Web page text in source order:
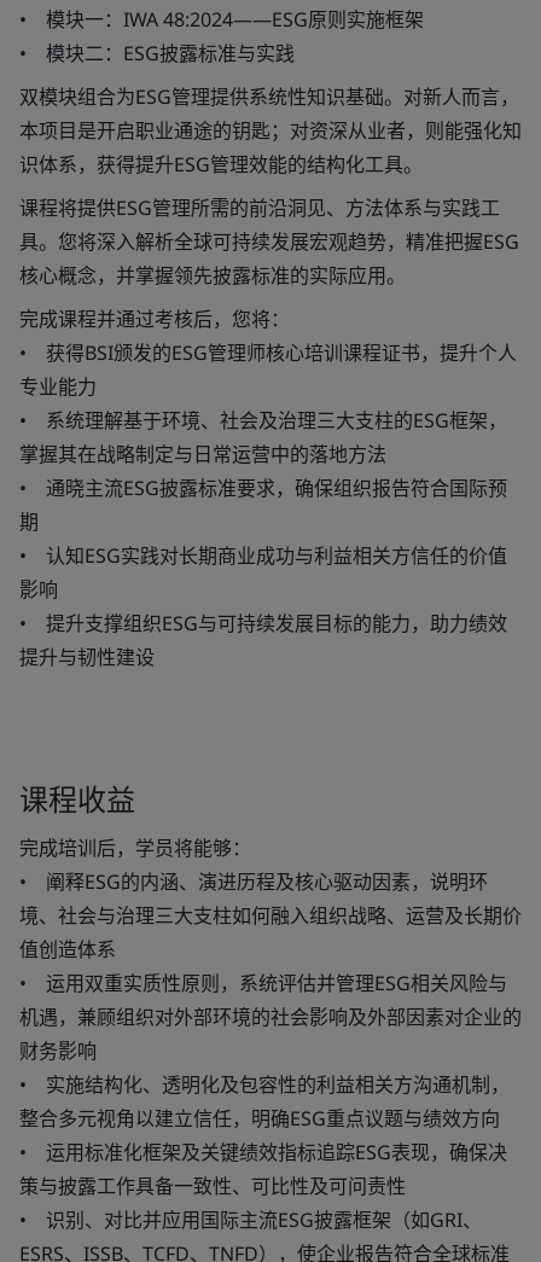
• 模块一：IWA 48:2024——ESG原则实施框架
• 模块二：ESG披露标准与实践
双模块组合为ESG管理提供系统性知识基础。对新人而言，
本项目是开启职业通途的钥匙；对资深从业者，则能强化知
识体系，获得提升ESG管理效能的结构化工具。
课程将提供ESG管理所需的前沿洞见、方法体系与实践工
具。您将深入解析全球可持续发展宏观趋势，精准把握ESG
核心概念，并掌握领先披露标准的实际应用。
完成课程并通过考核后，您将：
• 获得BSI颁发的ESG管理师核心培训课程证书，提升个人
专业能力
• 系统理解基于环境、社会及治理三大支柱的ESG框架，
掌握其在战略制定与日常运营中的落地方法
• 通晓主流ESG披露标准要求，确保组织报告符合国际预
期
• 认知ESG实践对长期商业成功与利益相关方信任的价值
影响
• 提升支撑组织ESG与可持续发展目标的能力，助力绩效
提升与韧性建设
课程收益
完成培训后，学员将能够：
• 阐释ESG的内涵、演进历程及核心驱动因素，说明环
境、社会与治理三大支柱如何融入组织战略、运营及长期价
值创造体系
• 运用双重实质性原则，系统评估并管理ESG相关风险与
机遇，兼顾组织对外部环境的社会影响及外部因素对企业的
财务影响
• 实施结构化、透明化及包容性的利益相关方沟通机制，
整合多元视角以建立信任，明确ESG重点议题与绩效方向
• 运用标准化框架及关键绩效指标追踪ESG表现，确保决
策与披露工作具备一致性、可比性及可问责性
• 识别、对比并应用国际主流ESG披露框架（如GRI、
ESRS、ISSB、TCFD、TNFD），使企业报告符合全球标准